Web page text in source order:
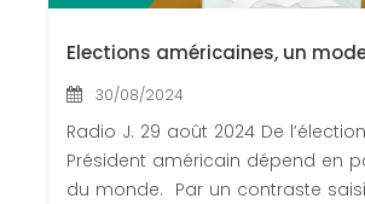
Elections américaines, un
30/08/2024
Radio J. 29 août 2024 De
Président américain dépend en
du monde. Par un contraste